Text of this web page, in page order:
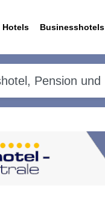
Hotels Businesshotels